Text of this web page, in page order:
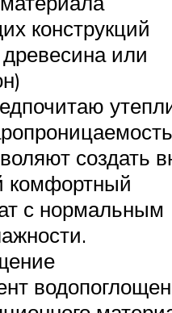
конструкций
или
создать
комфортный
с нормальным